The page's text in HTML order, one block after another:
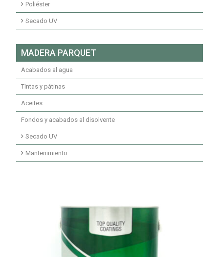
Poliéster
Fondos transparentes poliéster insaturado
Acabados transparentes poliéster insaturado
Secado UV
Fondos pigmentados secados UV
Acabados secados UV
MADERA PARQUET
Acabados al agua
Tintas y pátinas
Aceites
Fondos y acabados al disolvente
Secado UV
Imprimaciones secado UV
Mantenimiento